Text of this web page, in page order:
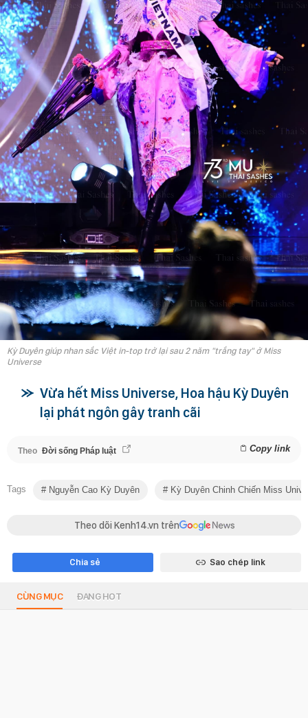
Kỳ Duyên giúp nhan sắc Việt in-top trở lại sau 2 năm "trắng tay" ở Miss
Universe
Vừa hết Miss Universe, Hoa hậu Kỳ Duyên
lại phát ngôn gây tranh cãi
Theo Đời sống Pháp luật Copy link
Tags Nguyễn Cao Kỳ Duyên Kỳ Duyên Chinh Chiến Miss
Theo dõi Kenh14.vn trên
Chia sẻ Sao chép link
CÙNG MỤC ĐANG HOT